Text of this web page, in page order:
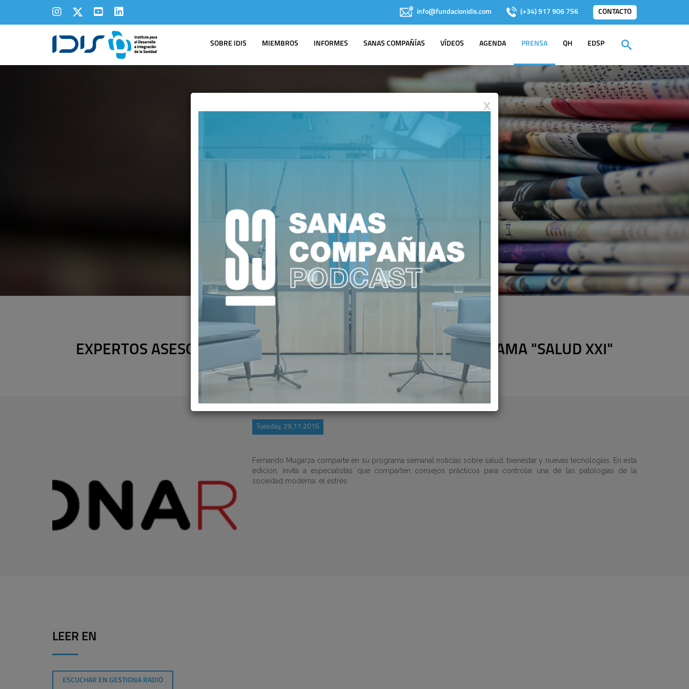
info@fundacionidis.com (+34) 917 906 756 CONTACTO
SOBRE IDIS MIEMBROS INFORMES SANAS COMPAÑÍAS VÍDEOS AGENDA PRENSA QH EDSP
IDIS EN LOS MEDIOS
EXPERTOS ASESORAN EN CONTROL DEL ESTRÉS EN EL PROGRAMA "SALUD XXI"
Tuesday, 29.11.2016
Fernando Mugarza comparte en su programa semanal noticias sobre salud, bienestar y nuevas tecnologías. En esta
edición, invita a especialistas que comparten consejos prácticos para controlar una de las patologías de la
sociedad moderna: el estrés.
LEER EN
ESCUCHAR EN GESTIONA RADIO
X